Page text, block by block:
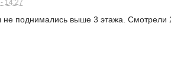
14:27
не поднимались выше 3 этажа. Смотрели